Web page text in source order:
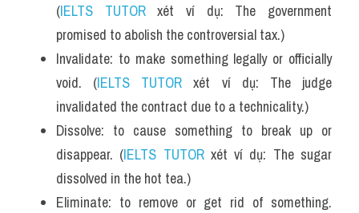
(IELTS TUTOR xét ví dụ: The government
promised to abolish the controversial tax.)
Invalidate: to make something legally or officially
void. (IELTS TUTOR xét ví dụ: The judge
invalidated the contract due to a technicality.)
Dissolve: to cause something to break up or
disappear. (IELTS TUTOR xét ví dụ: The sugar
dissolved in the hot tea.)
Eliminate: to remove or get rid of something.